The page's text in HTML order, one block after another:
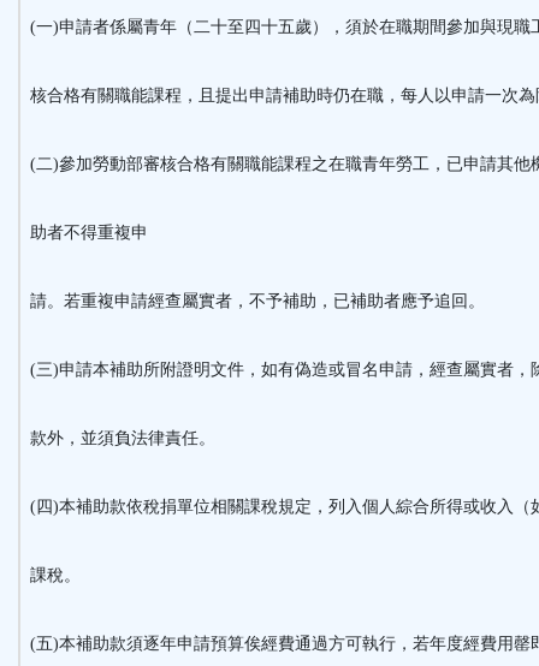
(一)申請者係屬青年（二十至四十五歲），須於在職期間參加與現職
核合格有關職能課程，且提出申請補助時仍在職，每人以申請一次為
(二)參加勞動部審核合格有關職能課程之在職青年勞工，已申請其他
助者不得重複申
請。若重複申請經查屬實者，不予補助，已補助者應予追回。
(三)申請本補助所附證明文件，如有偽造或冒名申請，經查屬實者，
款外，並須負法律責任。
(四)本補助款依稅捐單位相關課稅規定，列入個人綜合所得或收入（
課稅。
(五)本補助款須逐年申請預算俟經費通過方可執行，若年度經費用罄